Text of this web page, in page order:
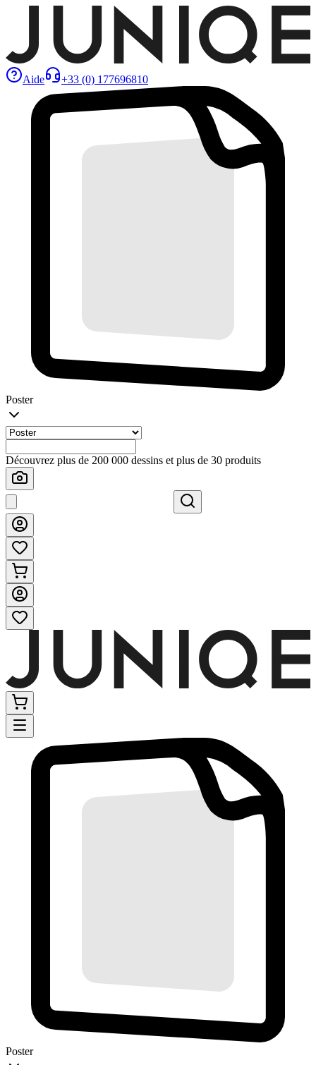
Aide +33 (0) 177696810
Poster
Découvrez plus de 200 000 dessins et plus de 30 produits
Poster